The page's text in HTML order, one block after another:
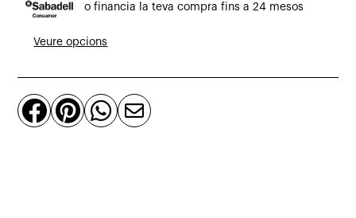
AI
o financia la teva compra fins a 24 mesos
Veure opcions
   